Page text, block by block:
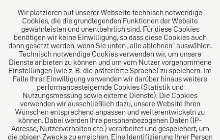
Über uns
Das Kanzlei-Vertrauensnetzwerk. Aus Europa für die
Welt. Für den erfolgreichen Mittelstand.
Folgen Sie uns auf
Wir platzieren auf unserer Webseite technisch notwendige
Cookies, die die grundlegenden Funktionen der Website
gewährleisten und unentbehrlich sind. Für diese Cookies
benötigen wir keine Einwilligung, so dass diese Cookies auch
dann gesetzt werden, wenn Sie unten „alle ablehnen“ auswählen.
Technisch notwendige Cookies verwenden wir, um unsere
Dienste anbieten zu können und um vom Nutzer vorgenommene
Einstellungen (wie z. B. die präferierte Sprache) zu speichern. Im
Falle Ihrer Einwilligung verwenden wir darüber hinaus weitere
performancesteigernde Cookies (Statistik und
Nutzungsmessung sowie externe Dienste). Die Cookies
verwenden wir ausschließlich dazu, unsere Website Ihren
Wünschen entsprechend anpassen und weiterentwickeln zu
können. Dabei werden Ihre personenbezogenen Daten (IP-
Adresse, Nutzerverhalten etc.) verarbeitet und gespeichert, um
die obigen Zwecke zu erreichen. Eine Identifizierung Ihrer Person